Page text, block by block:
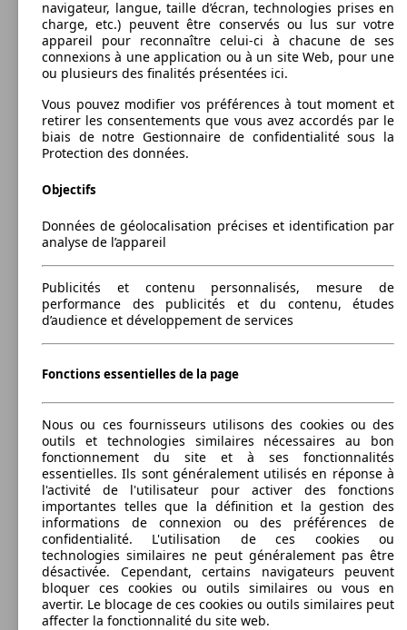
Autres
Model Version
Compass 1.3 GSE T4 190 ch PHEV AT6 4xe
Compass 1.3 GSE T4 240 ch PHEV AT6 4xe
eAWD
132 KW
(180 PS)
Diesel
Model Version
SUV/4x4/Pick-Up
Essence
Model Version
Compass 1.4 I MultiAir II 140 ch BVM6
103 KW
(140 PS)
Ø
Compass 1.4 I MultiAir II 170 ch Active Drive
BVA9
125 KW
(170 PS)
Ø
l/
Diesel
Model Version
2011 - 2014Jeep COMPASS (04/2011-10/2014)
Dim. (L/l/h):
à partir de 4448 x 1812 x 1663 mm
Puissance:
100 - 120 KW (136 - 163 PS)
Portes:
5
Sièges:
5
328 - 1269 Litres
450 - 2000 kg
Afficher les variantes
navigateur, langue, taille d’écran, technologies prises en
charge, etc.) peuvent être conservés ou lus sur votre
appareil pour reconnaître celui-ci à chacune de ses
connexions à une application ou à un site Web, pour une
ou plusieurs des finalités présentées ici.
Vous pouvez modifier vos préférences à tout moment et
retirer les consentements que vous avez accordés par le
biais de notre Gestionnaire de confidentialité sous la
Protection des données.
Objectifs
Données de géolocalisation précises et identification par
analyse de l’appareil
Publicités et contenu personnalisés, mesure de
performance des publicités et du contenu, études
d’audience et développement de services
Fonctions essentielles de la page
Nous ou ces fournisseurs utilisons des cookies ou des
outils et technologies similaires nécessaires au bon
fonctionnement du site et à ses fonctionnalités
essentielles. Ils sont généralement utilisés en réponse à
l'activité de l'utilisateur pour activer des fonctions
importantes telles que la définition et la gestion des
informations de connexion ou des préférences de
confidentialité. L'utilisation de ces cookies ou
technologies similaires ne peut généralement pas être
désactivée. Cependant, certains navigateurs peuvent
bloquer ces cookies ou outils similaires ou vous en
avertir. Le blocage de ces cookies ou outils similaires peut
affecter la fonctionnalité du site web.